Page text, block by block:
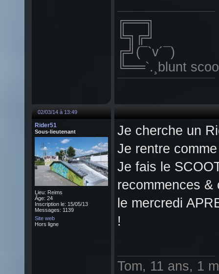
╔══╗
╚╗╔╝
╔╝(¯`v´¯)
╚══`.¸blunt
02/03/14 à 13:49
Rider51
Sous-lieutenant
Lieu: Reims
Âge: 24
Inscription le: 15/05/13
Messages: 1139
Site web
Hors ligne
Je cherche un
Je rentre
Je fais le
recommences &
le mercredi
!
Tom, 11 ans, 1